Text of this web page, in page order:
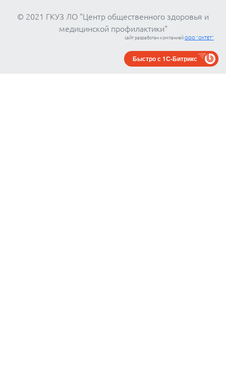
© 2021 ГКУЗ ЛО "Центр общественного здоровья и
медицинской профилактики"
сайт разработан компанией ООО "ОКТЕТ"
Быстро с 1С-Битрикс